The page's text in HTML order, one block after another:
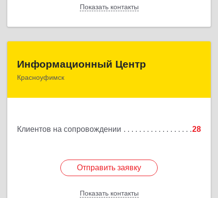
Показать контакты
Назад
Информационный Центр
Красноуфимск
Клиентов на сопровождении 28
Отправить заявку
Показать контакты
623300, Свердловская обл, Красноуфимск г,
Отправить заявку
Назад